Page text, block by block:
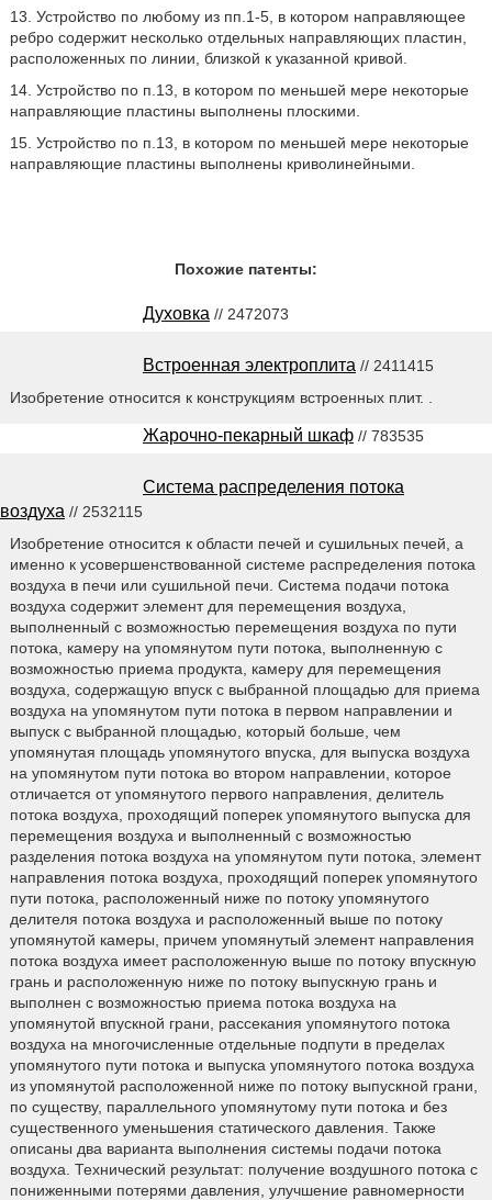
13. Устройство по любому из пп.1-5, в котором направляющее
ребро содержит несколько отдельных направляющих пластин,
расположенных по линии, близкой к указанной кривой.
14. Устройство по п.13, в котором по меньшей мере некоторые
направляющие пластины выполнены плоскими.
15. Устройство по п.13, в котором по меньшей мере некоторые
направляющие пластины выполнены криволинейными.
Похожие патенты:
Духовка // 2472073
Встроенная электроплита // 2411415
Изобретение относится к конструкциям встроенных плит. .
Жарочно-пекарный шкаф // 783535
Система распределения потока
воздуха // 2532115
Изобретение относится к области печей и сушильных печей, а
именно к усовершенствованной системе распределения потока
воздуха в печи или сушильной печи. Система подачи потока
воздуха содержит элемент для перемещения воздуха,
выполненный с возможностью перемещения воздуха по пути
потока, камеру на упомянутом пути потока, выполненную с
возможностью приема продукта, камеру для перемещения
воздуха, содержащую впуск с выбранной площадью для приема
воздуха на упомянутом пути потока в первом направлении и
выпуск с выбранной площадью, который больше, чем
упомянутая площадь упомянутого впуска, для выпуска воздуха
на упомянутом пути потока во втором направлении, которое
отличается от упомянутого первого направления, делитель
потока воздуха, проходящий поперек упомянутого выпуска для
перемещения воздуха и выполненный с возможностью
разделения потока воздуха на упомянутом пути потока, элемент
направления потока воздуха, проходящий поперек упомянутого
пути потока, расположенный ниже по потоку упомянутого
делителя потока воздуха и расположенный выше по потоку
упомянутой камеры, причем упомянутый элемент направления
потока воздуха имеет расположенную выше по потоку впускную
грань и расположенную ниже по потоку выпускную грань и
выполнен с возможностью приема потока воздуха на
упомянутой впускной грани, рассекания упомянутого потока
воздуха на многочисленные отдельные подпути в пределах
упомянутого пути потока и выпуска упомянутого потока воздуха
из упомянутой расположенной ниже по потоку выпускной грани,
по существу, параллельного упомянутому пути потока и без
существенного уменьшения статического давления. Также
описаны два варианта выполнения системы подачи потока
воздуха. Технический результат: получение воздушного потока с
пониженными потерями давления, улучшение равномерности